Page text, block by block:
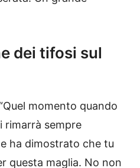
dei tifosi sul
momento quando
rimarrà sempre
ha dimostrato che tu
questa maglia. No non